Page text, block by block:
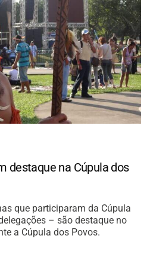
destaque na Cúpula dos
que participaram da Cúpula
– são destaque no
a Cúpula dos Povos.